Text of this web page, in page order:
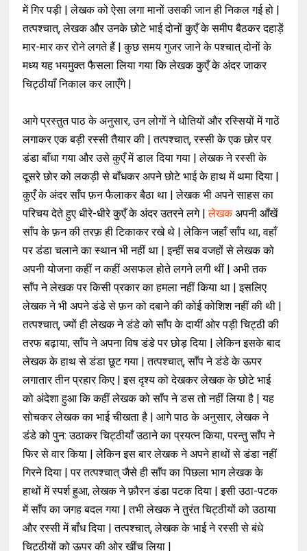
में गिर पड़ी | लेखक को ऐसा लगा मानों उसकी जान ही निकल गई हो |
तत्पश्चात्, लेखक और उनके छोटे भाई दोनों कुएँ के समीप बैठकर दहाड़ें
मार-मार कर रोने लगते हैं | कुछ समय गुजर जाने के पश्चात् दोनों के
मध्य यह भयमुक्त फैसला लिया गया कि लेखक कुएँ के अंदर जाकर
चिट्ठीयाँ निकाल कर लाएँगे |
आगे प्रस्तुत पाठ के अनुसार, उन लोगों ने धोतियों और रस्सियों में गाठें
लगाकर एक बड़ी रस्सी तैयार की | तत्पश्चात्, रस्सी के एक छोर पर
डंडा बाँधा गया और उसे कुएँ में डाल दिया गया | लेखक ने रस्सी के
दूसरे छोर को लकड़ी से बाँधकर अपने छोटे भाई के हाथ में थमा दिया |
कुएँ के अंदर साँप फ़न फैलाकर बैठा था | लेखक भी अपने साहस का
परिचय देते हुए धीरे-धीरे कुएँ के अंदर उतरने लगे |लेखकअपनी आँखें
साँप के फ़न की तरफ़ ही टिकाकर रखे थे | लेकिन जहाँ साँप था, वहाँ
पर डंडा चलाने का स्थान भी नहीं था | इन्हीं सब वजहों से लेखक को
अपनी योजना कहीं न कहीं असफल होते लगने लगी थीं | अभी तक
साँप ने लेखक पर किसी प्रकार का हमला नहीं किया था | इसलिए
लेखक ने भी अपने डंडे से फ़न को दबाने की कोई कोशिश नहीं की थी |
तत्पश्चात्, ज्यों ही लेखक ने डंडे को साँप के दायीं ओर पड़ी चिट्ठी की
तरफ बढ़ाया, साँप ने अपना विष डंडे पर छोड़ दिया | लेकिन इसके बाद
लेखक के हाथ से डंडा छूट गया | तत्पश्चात्, साँप ने डंडे के ऊपर
लगातार तीन प्रहार किए | इस दृश्य को देखकर लेखक के छोटे भाई
को अंदेशा हुआ कि कहीं लेखक को साँप ने डस तो नहीं लिया है | यह
सोचकर लेखक का भाई चीखता है | आगे पाठ के अनुसार, लेखक ने
डंडे को पुन: उठाकर चिट्ठीयाँ उठाने का प्रयत्न किया, परन्तु साँप ने
फिर से वार किया | लेकिन इस बार लेखक ने अपने हाथों से डंडा नहीं
गिरने दिया | पर तत्पश्चात् जैसे ही साँप का पिछला भाग लेखक के
हाथों में स्पर्श हुआ, लेखक ने फ़ौरन डंडा पटक दिया | इसी उठा-पटक
में साँप का जगह बदल गया | तभी लेखक ने तुरंत चिट्ठीयों को उठाया
और रस्सी में बाँध दिया | तत्पश्चात्, लेखक के भाई ने रस्सी से बंधे
चिट्ठीयों को ऊपर की ओर खींच लिया |